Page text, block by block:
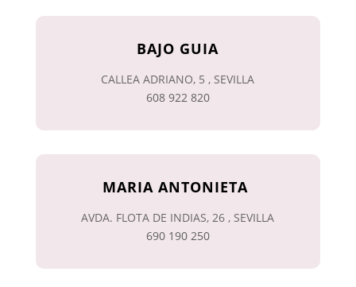
BAJO GUIA
CALLEA ADRIANO, 5 , SEVILLA
608 922 820
MARIA ANTONIETA
AVDA. FLOTA DE INDIAS, 26 , SEVILLA
690 190 250